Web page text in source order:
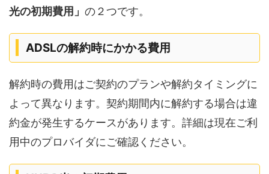
光の初期費用」 の２つです。
ADSLの解約時にかかる費用
解約時の費用はご契約のプランや解約タイミングに
よって異なります。契約期間内に解約する場合は違
約金が発生するケースがあります。詳細は現在ご利
用中のプロバイダにご確認ください。